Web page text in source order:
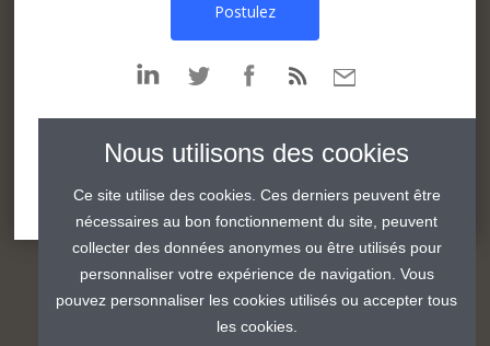
Postulez
par
linkedin
par
twitter
par
facebook
par
email
Nous utilisons des cookies
Ce site utilise des cookies. Ces derniers peuvent être
nécessaires au bon fonctionnement du site, peuvent
collecter des données anonymes ou être utilisés pour
personnaliser votre expérience de navigation. Vous
pouvez personnaliser les cookies utilisés ou accepter tous
les cookies.